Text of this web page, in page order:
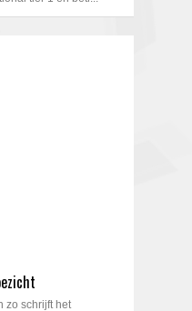
zo schrijft het